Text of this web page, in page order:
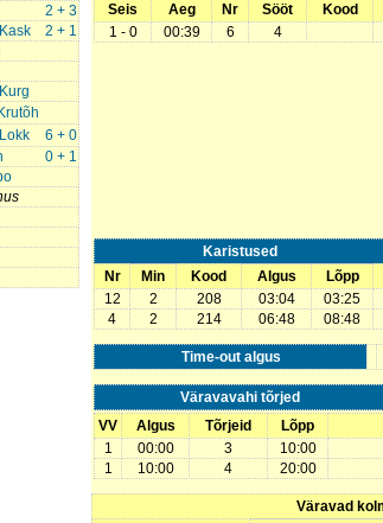
2 + 3
2 + 1
6 + 0
0 + 1
Seis
Aeg Nr Sööt
Kood
1 - 0
00:39 6 4
Karistused
Nr
Min Kood Algus
Lõpp
12
2 208 03:04
03:25
4
2 214 06:48 08:48
Time-out algus
Väravavahi tõrjed
VV
Algus Tõrjeid
Lõpp
1
00:00 3
10:00
1
10:00 4 20:00
Väravad